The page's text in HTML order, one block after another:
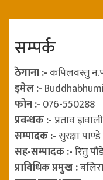
सम्पर्क
ठेगाना :-कपिलवस्तु
इमेल :-
फोन :- 076-550288
प्रवन्धक :-प्रताव ज्ञवाली
सम्पादक :-सुरक्षा पाण्डे
सह-सम्पादक :-रितु
प्राविधिक प्रमुख :